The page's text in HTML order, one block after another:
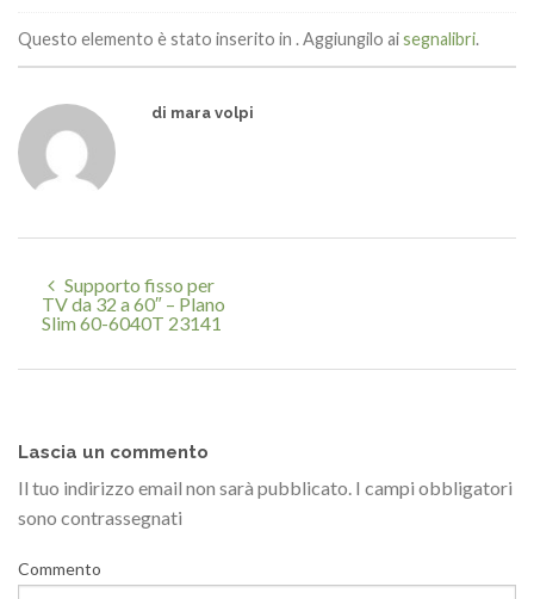
Questo elemento è stato inserito in . Aggiungilo aisegnalibri.
di mara volpi
Supporto fisso per
TV da 32 a 60″ – Plano
Slim 60-6040T 23141
Lascia un commento
Il tuo indirizzo email non sarà pubblicato. I campi obbligatori
sono contrassegnati
Commento